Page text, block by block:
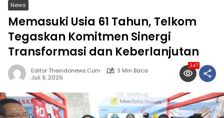
News
Memasuki Usia 61 Tahun, Telkom
Tegaskan Komitmen Sinergi
Transformasi dan Keberlanjutan
Editor Theindonews.com
3 Min Baca
Juli 9, 2026
347